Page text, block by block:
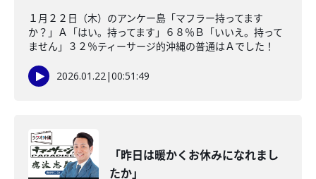
１月２２日（木）のアンケー島「マフラー持ってます
か？」Ａ「はい。持ってます」６８％Ｂ「いいえ。持って
ません」３２％ティーサージ的沖縄の普通はＡでした！
2026.01.22|00:51:49
「昨日は暖かくお休みになれまし
たか」